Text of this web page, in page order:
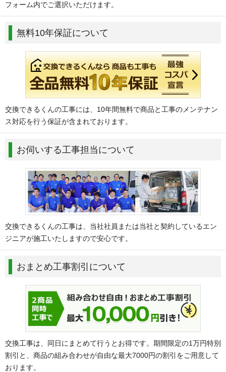
フォーム内でご選択いただけます。
無料10年保証について
交換できるくんの工事には、10年間無料で商品と工事のメンテナン
ス対応を行う保証が含まれております。
お伺いする工事担当について
交換できるくんの工事は、当社社員または当社と契約しているエン
ジニアが施工いたしますので安心です。
おまとめ工事割引について
交換工事は、同日にまとめて行うとお得です。期間限定の1万円特別
割引と、商品の組み合わせが自由な最大7000円の割引をご用意して
おります。